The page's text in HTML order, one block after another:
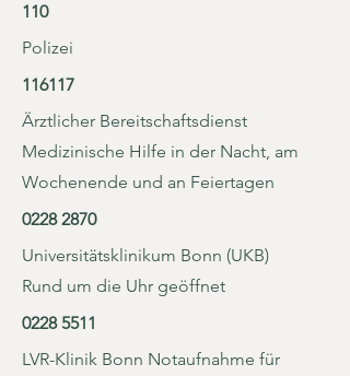
110
Polizei
116117
Ärztlicher Bereitschaftsdienst
Medizinische Hilfe in der Nacht, am
Wochenende und an Feiertagen
0228 2870
Universitätsklinikum Bonn (UKB)
Rund um die Uhr geöffnet
0228 5511
LVR-Klinik Bonn Notaufnahme für